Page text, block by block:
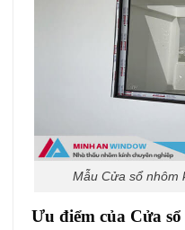
Mẫu Cửa sổ nhôm
Ưu điểm của Cửa